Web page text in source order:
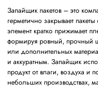
Запайщик пакетов – это
герметично закрывает
элемент кратко прижимает
формируя ровный, прочный
или дополнительных
и аккуратным. Запайщик
продукт от влаги, воздуха и
небольших производствах,